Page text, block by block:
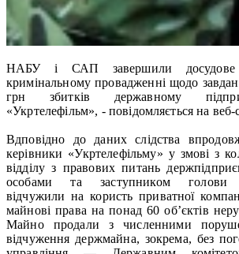
НАБУ і САП завершили досудове
кримінальному провадженні щодо
грн збитків державному
«Укртелефільм», - повідомляється на
Вдповідно до даних слідства
керівники «Укртелефільму» у змові з
відділу з правових питань
особами та заступником голови
відчужили на користь приватної
майнові права на понад 60 об’єктів
Майно продали з численними
відчуження держмайна, зокрема, без